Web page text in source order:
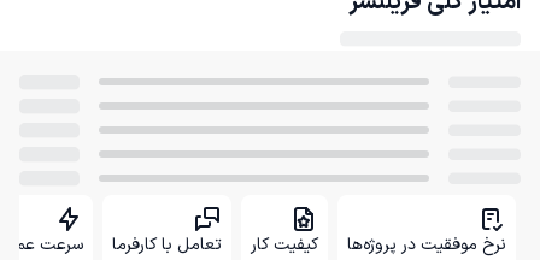
نرخ موفقیت در پروژه‌ها کیفیت کار تعامل با کارفرما سرعت عمل